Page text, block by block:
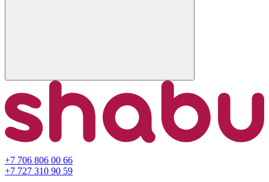
+7 706 806 00 66
+7 727 310 90 59